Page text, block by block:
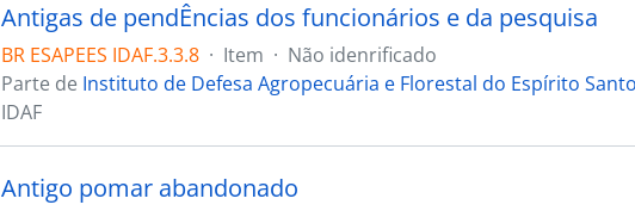
Antigas de pendÊncias dos funcionários e da pesquisa
BR ESAPEES IDAF.3.3.8 · Item · Não idenrificado
Parte de Instituto de Defesa Agropecuária e Florestal do Espírito Santo
IDAF
Antigo pomar abandonado